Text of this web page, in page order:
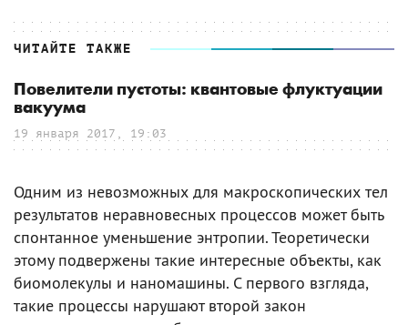
ЧИТАЙТЕ ТАКЖЕ
Повелители пустоты: квантовые флуктуации
вакуума
19 января 2017, 19:03
Одним из невозможных для макроскопических тел
результатов неравновесных процессов может быть
спонтанное уменьшение энтропии. Теоретически
этому подвержены такие интересные объекты, как
биомолекулы и наномашины. С первого взгляда,
такие процессы нарушают второй закон